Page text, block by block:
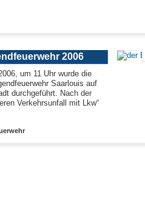
2006
um 11 Uhr wurde die
Saarlouis auf
durchgeführt. Nach der
Verkehrsunfall mit Lkw“